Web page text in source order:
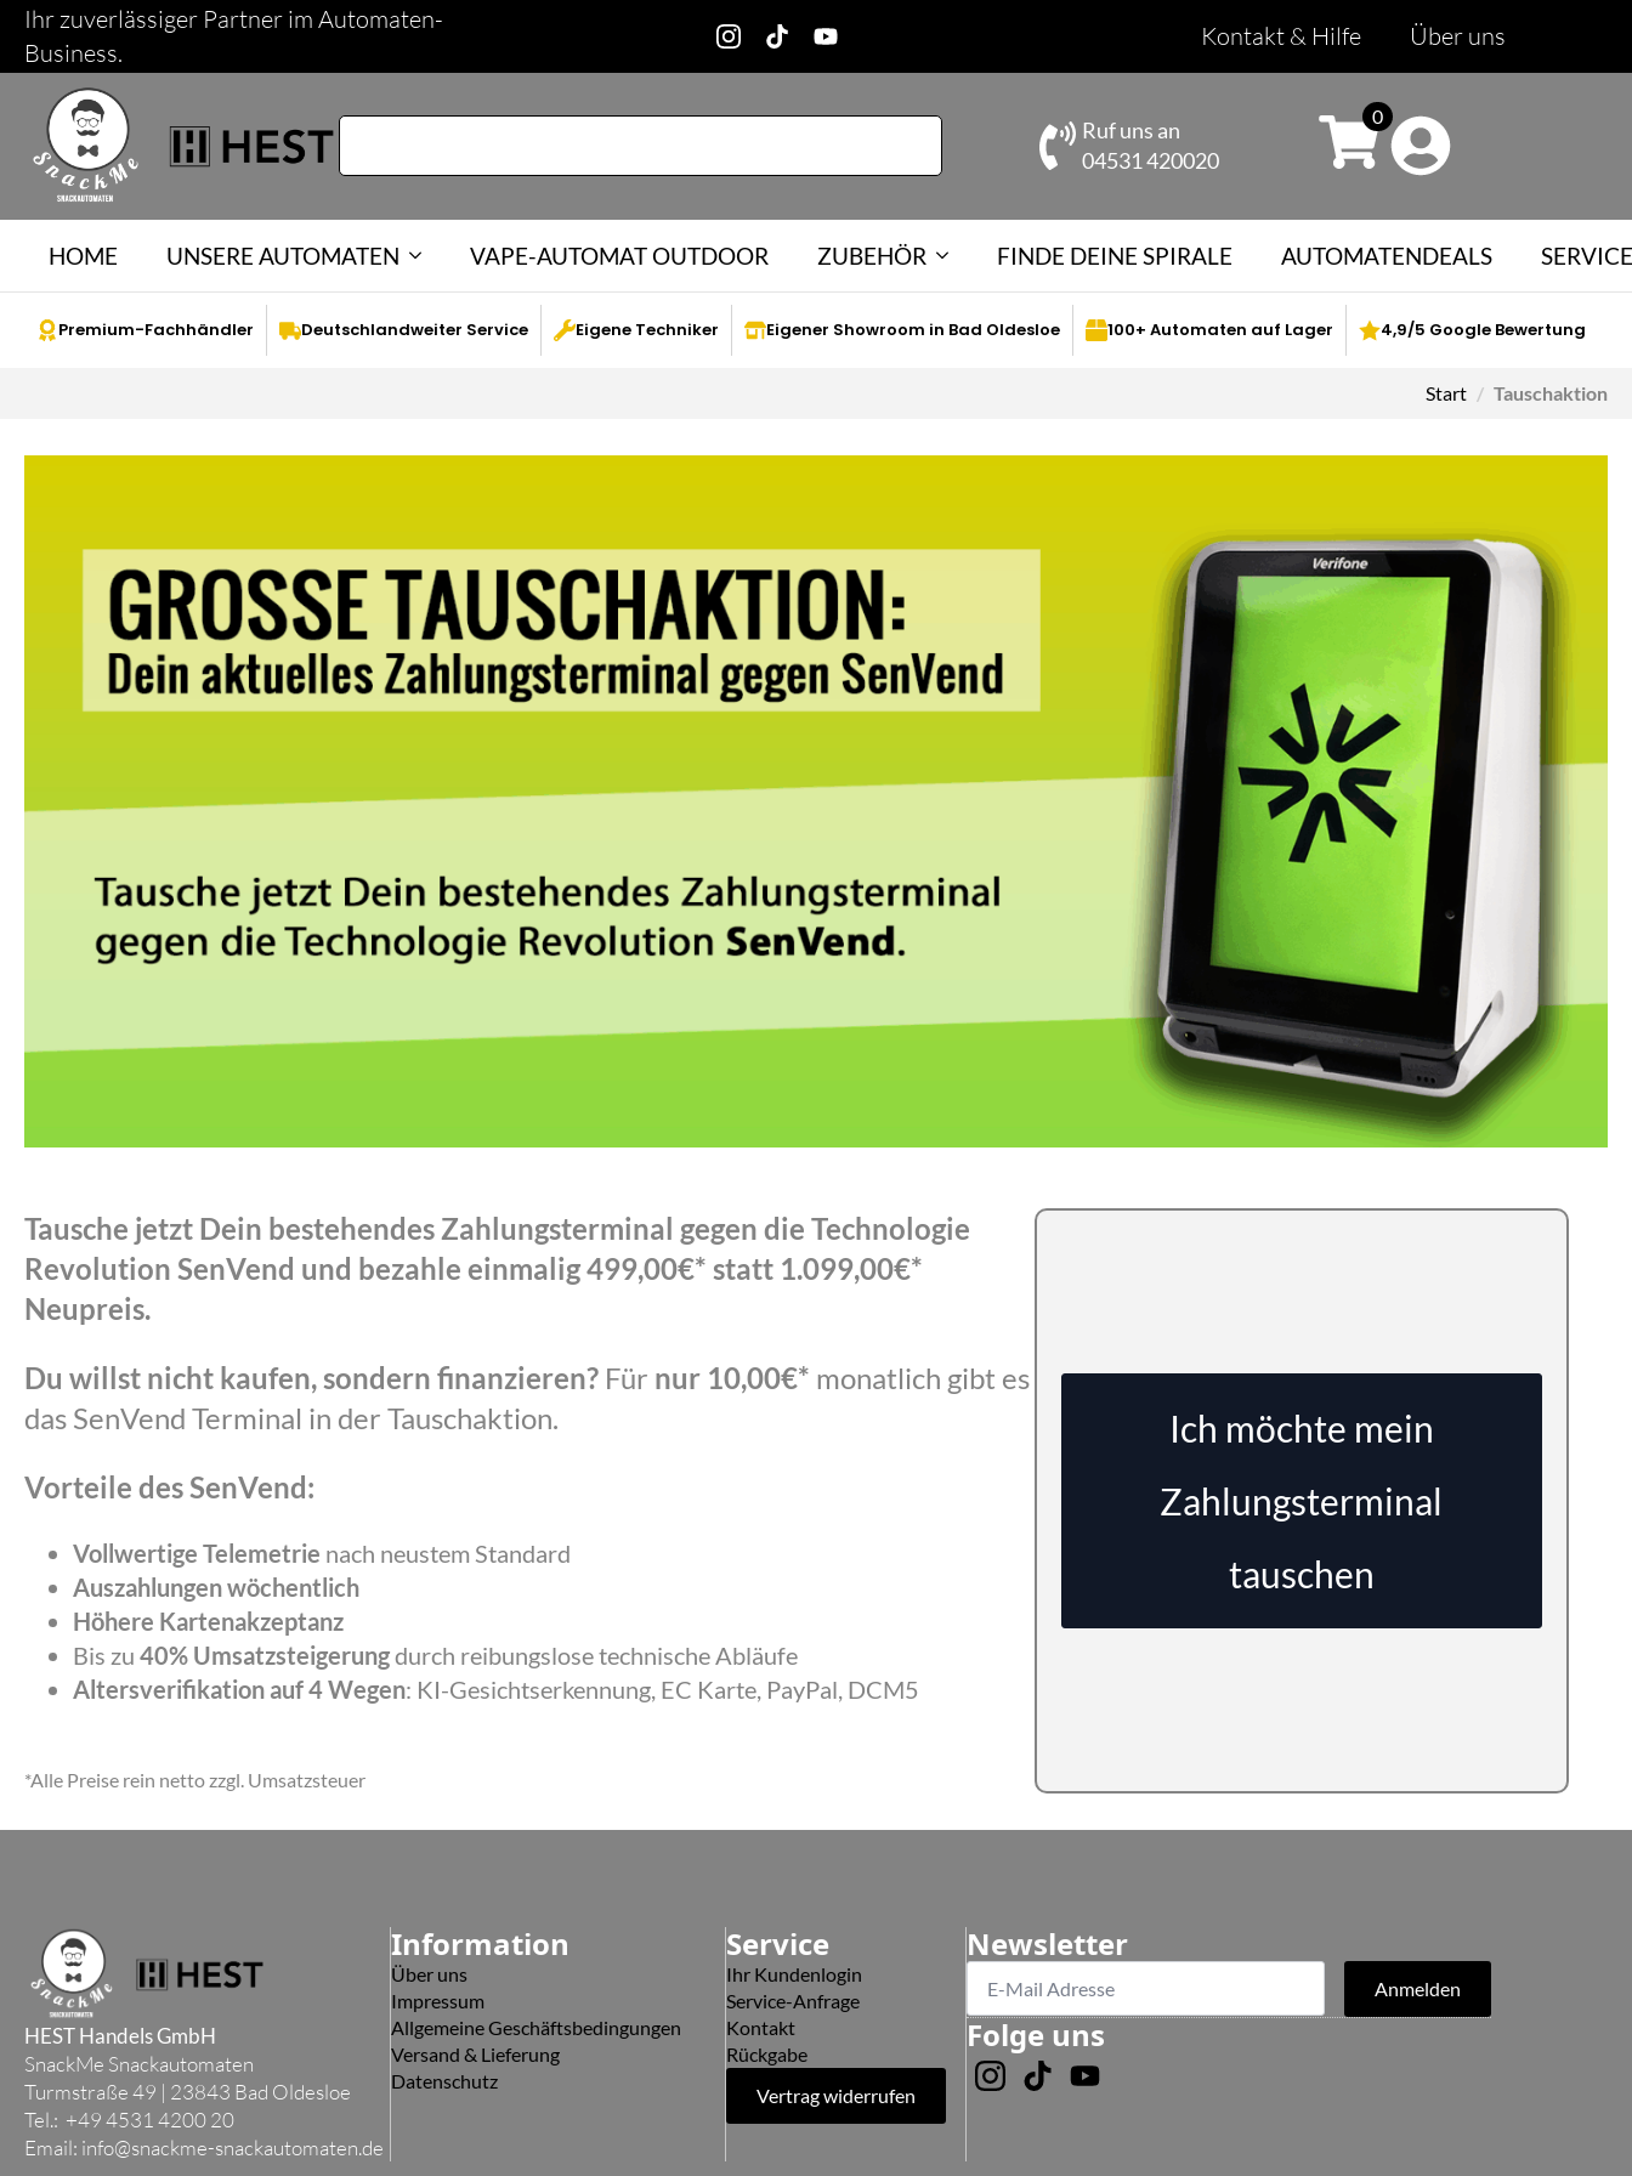
Ihr zuverlässiger Partner im Automaten-
Business.
Kontakt & Hilfe Über uns
Ruf uns an
04531 420020
0
HOME UNSERE AUTOMATEN VAPE-AUTOMAT OUTDOOR ZUBEHÖR FINDE DEINE SPIRALE AUTOMATENDEALS SERVICE
Premium-Fachhändler Deutschlandweiter Service Eigene Techniker Eigener Showroom in Bad Oldesloe 100+ Automaten auf Lager 4,9/5 Google Bewertung
Start Tauschaktion
Tausche jetzt Dein bestehendes Zahlungsterminal gegen die Technologie
Revolution SenVend und bezahle einmalig 499,00€* statt 1.099,00€*
Neupreis.
Du willst nicht kaufen, sondern finanzieren? Für nur 10,00€* monatlich gibt es
das SenVend Terminal in der Tauschaktion.
Vorteile des SenVend:
Vollwertige Telemetrie nach neustem Standard
Auszahlungen wöchentlich
Höhere Kartenakzeptanz
Bis zu 40% Umsatzsteigerungdurch reibungslose technische Abläufe
Altersverifikation auf 4 Wegen: KI-Gesichtserkennung, EC Karte, PayPal, DCM5
*Alle Preise rein netto zzgl. Umsatzsteuer
Ich möchte mein
Zahlungsterminal
tauschen
HEST Handels GmbH
SnackMe Snackautomaten
Turmstraße 49 | 23843 Bad Oldesloe
Tel.: +49 4531 4200 20
Email: info@snackme-snackautomaten.de
Information
Über uns
Impressum
Allgemeine Geschäftsbedingungen
Versand & Lieferung
Datenschutz
Service
Ihr Kundenlogin
Service-Anfrage
Kontakt
Rückgabe
Vertrag widerrufen
Newsletter
Anmelden
Folge uns